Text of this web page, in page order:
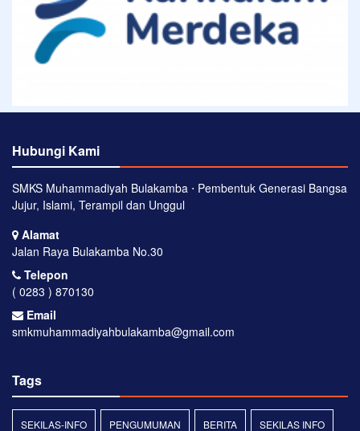
Hubungi Kami
SMKS Muhammadiyah Bulakamba ⋅ Pembentuk Generasi Bangsa
Jujur, Islami, Terampil dan Unggul
Alamat
Jalan Raya Bulakamba No.30
Telepon
( 0283 ) 870130
Email
smkmuhammadiyahbulakamba@gmail.com
Tags
SEKILAS-INFO PENGUMUMAN BERITA SEKILAS INFO